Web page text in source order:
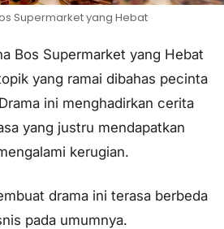
Supermarket yang Hebat
Bos Supermarket yang Hebat
yang ramai dibahas pecinta
ini menghadirkan cerita
yang justru mendapatkan
kerugian.
drama ini terasa berbeda
pada umumnya.